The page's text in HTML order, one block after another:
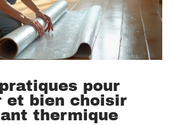
pour
et bien choisir
thermique